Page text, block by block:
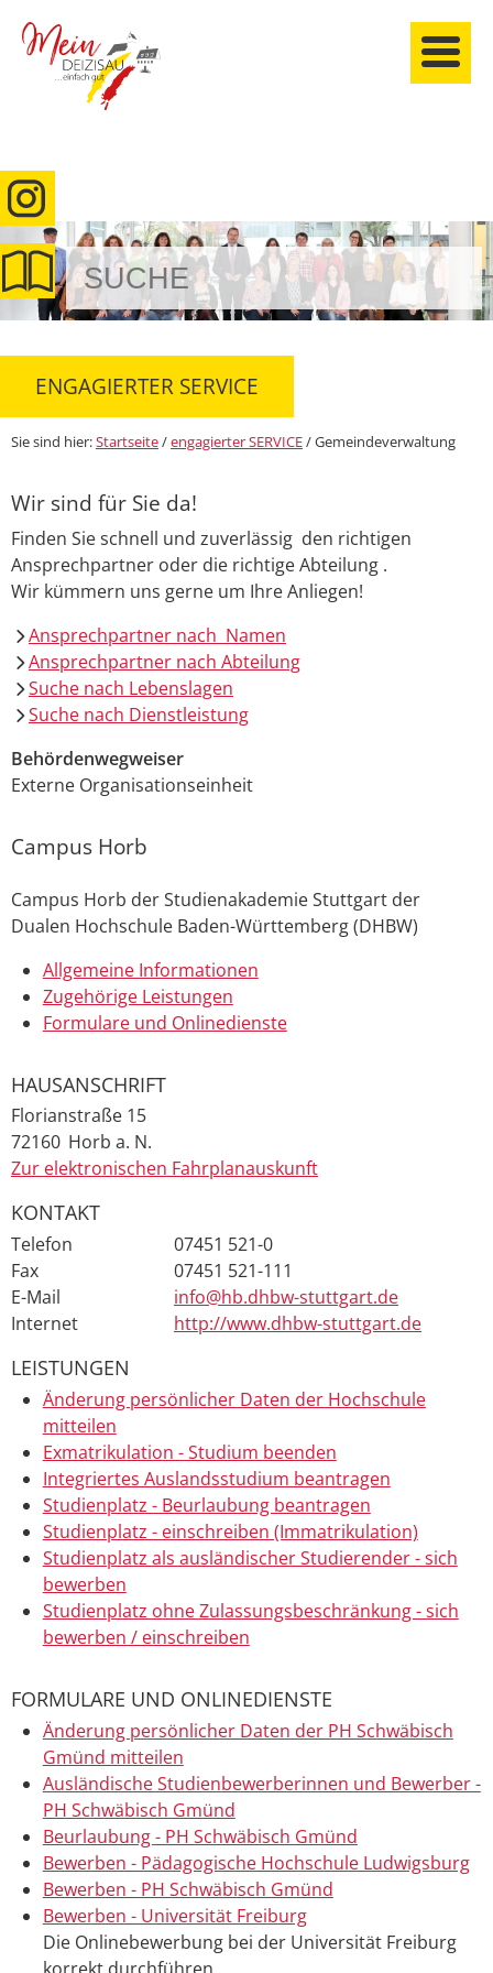
anmelden
ENGAGIERTER SERVICE
Sie sind hier:Startseite/engagierter SERVICE/Gemeindeverwaltung
Wir sind für Sie da!
Finden Sie schnell und zuverlässig den richtigen
Ansprechpartner oder die richtige Abteilung .
Wir kümmern uns gerne um Ihre Anliegen!
Ansprechpartner nach Namen
Ansprechpartner nach Abteilung
Suche nach Lebenslagen
Suche nach Dienstleistung
Behördenwegweiser
Externe Organisationseinheit
Campus Horb
Campus Horb der Studienakademie Stuttgart der
Dualen Hochschule Baden-Württemberg (DHBW)
Allgemeine Informationen
Zugehörige Leistungen
Formulare und Onlinedienste
HAUSANSCHRIFT
Florianstraße 15
72160 Horb a. N.
Zur elektronischen Fahrplanauskunft
KONTAKT
Telefon
07451 521-0
Fax
07451 521-111
E-Mail
info@hb.dhbw-stuttgart.de
Internet
http://www.dhbw-stuttgart.de
LEISTUNGEN
Änderung persönlicher Daten der Hochschule
mitteilen
Exmatrikulation - Studium beenden
Integriertes Auslandsstudium beantragen
Studienplatz - Beurlaubung beantragen
Studienplatz - einschreiben (Immatrikulation)
Studienplatz als ausländischer Studierender - sich
bewerben
Studienplatz ohne Zulassungsbeschränkung - sich
bewerben / einschreiben
FORMULARE UND ONLINEDIENSTE
Änderung persönlicher Daten der PH Schwäbisch
Gmünd mitteilen
Ausländische Studienbewerberinnen und Bewerber -
PH Schwäbisch Gmünd
Beurlaubung - PH Schwäbisch Gmünd
Bewerben - Pädagogische Hochschule Ludwigsburg
Bewerben - PH Schwäbisch Gmünd
Bewerben - Universität Freiburg
Die Onlinebewerbung bei der Universität Freiburg